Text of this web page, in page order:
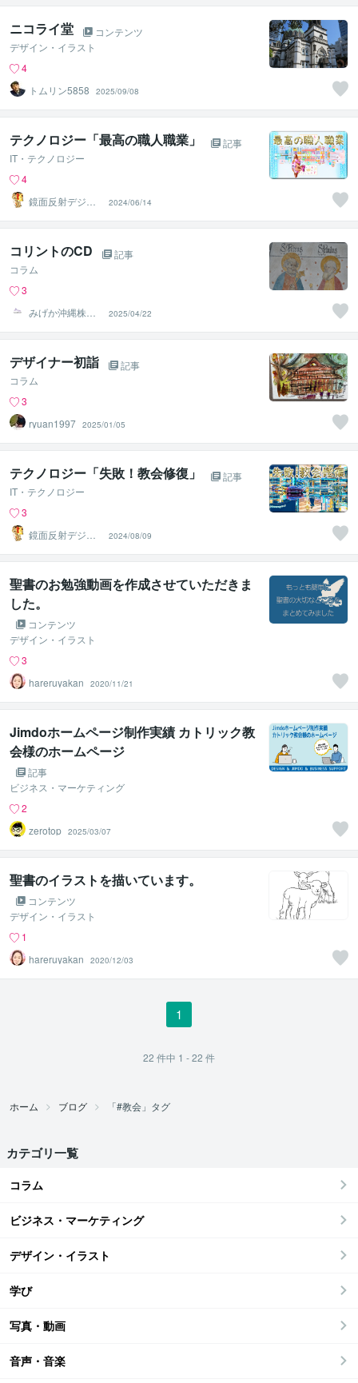
ニコライ堂
コンテンツ
デザイン・イラスト
4
トムリン5858
2025/09/08
テクノロジー「最高の職人職業」
記事
IT・テクノロジー
4
鏡面反射デジタ
ルアート製作所
（鈴木穣）
2024/06/14
コリントのCD
記事
コラム
3
みげか沖縄株式
会社
2025/04/22
デザイナー初詣
記事
コラム
3
ryuan1997 2025/01/05
テクノロジー「失敗！教会修復」
記事
IT・テクノロジー
3
鏡面反射デジタ
ルアート製作所
（鈴木穣）
2024/08/09
聖書のお勉強動画を作成させていただきま
した。
コンテンツ
デザイン・イラスト
3
hareruyakan
2020/11/21
Jimdoホームページ制作実績 カトリック教
会様のホームページ
記事
ビジネス・マーケティング
2
zerotop 2025/03/07
聖書のイラストを描いています。
コンテンツ
デザイン・イラスト
1
hareruyakan
2020/12/03
1
22 件中 1 - 22 件
ホーム ブログ 「#教会」タグ
カテゴリ一覧
コラム
ビジネス・マーケティング
デザイン・イラスト
学び
写真・動画
音声・音楽